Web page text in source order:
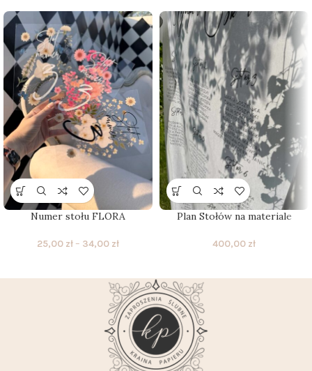
Numer stołu FLORA
25,00 zł – 34,00 zł
Plan Stołów na materiale
400,00 zł